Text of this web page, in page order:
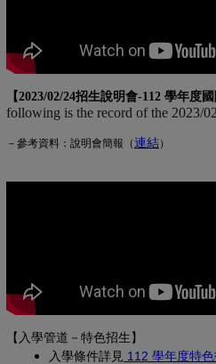
【2023/02/24招生說明會-112 學年度
following is the record of the 2023/
－參考資料：說明會簡報（連結(另開新視
）
【入學管道－特色招生】
入學條件詳見 112 學年度特